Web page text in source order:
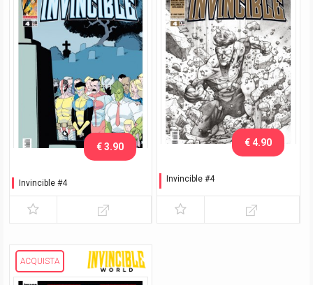
Invincible #4
€ 3.90
Invincible #4
2014
€ 4.90
ACQUISTA